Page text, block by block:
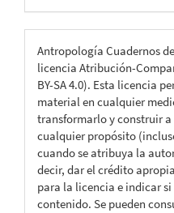
Antropología Cuadernos
licencia Atribución-
BY-SA 4.0). Esta licencia
material en cualquier
transformarlo y construir
cualquier propósito
cuando se atribuya la
decir, dar el crédito
para la licencia e indicar
contenido. Se pueden